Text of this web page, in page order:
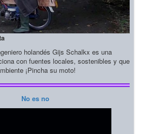
holandés Gijs Schalkx es una
con fuentes locales, sostenibles y que
¡Pincha su moto!
No es no